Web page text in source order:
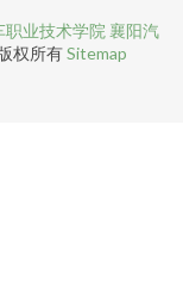
职业技术学院 襄阳汽
权所有Sitemap